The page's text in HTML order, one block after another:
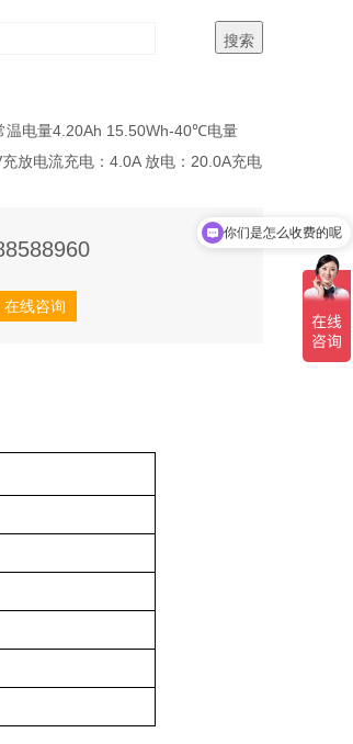
电量4.20Ah 15.50Wh-40℃电量
放电流充电：4.0A 放电：20.0A充电
在线咨询
你们是怎么收费的呢